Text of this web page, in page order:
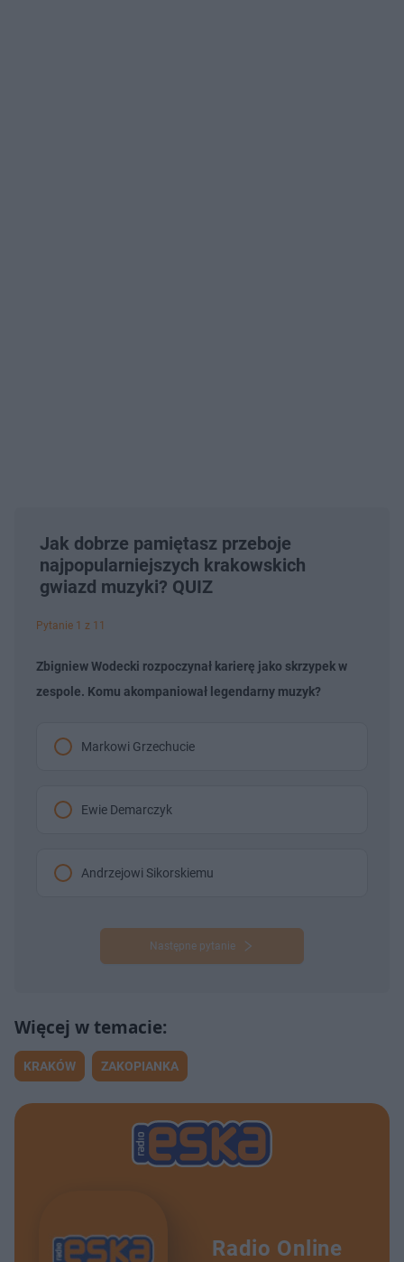
Jak dobrze pamiętasz przeboje
najpopularniejszych krakowskich
gwiazd muzyki? QUIZ
Pytanie 1 z 11
Zbigniew Wodecki rozpoczynał karierę jako skrzypek w
zespole. Komu akompaniował legendarny muzyk?
Markowi Grzechucie
Ewie Demarczyk
Andrzejowi Sikorskiemu
Następne pytanie
KRAKÓW ZAKOPIANKA
Radio Online